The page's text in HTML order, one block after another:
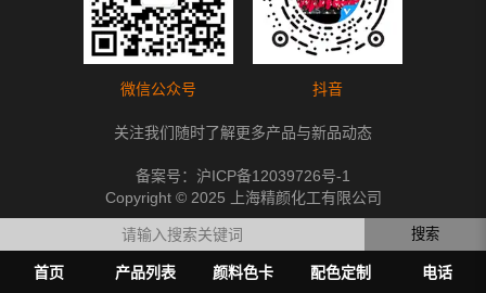
微信公众号 抖音
关注我们随时了解更多产品与新品动态
备案号： 沪ICP备12039726号-1
Copyright © 2025 上海精颜化工有限公司
搜索
首页 产品列表 颜料色卡 配色定制 电话